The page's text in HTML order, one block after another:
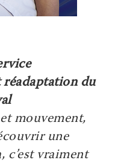
du
mouvement,
une
c’est vraiment